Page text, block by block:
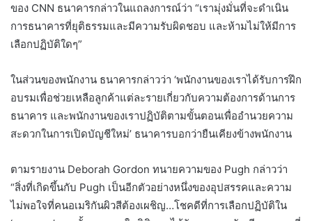
ของ CNN ธนาคารกล่าวในแถลงการณ์ว่า “เรามุ่งมั่นที่จะดำเนิน
การธนาคารที่ยุติธรรมและมีความรับผิดชอบ และห้ามไม่ให้มีการ
เลือกปฏิบัติใดๆ”
ในส่วนของพนักงาน ธนาคารกล่าวว่า ‘พนักงานของเราได้รับการฝึก
อบรมเพื่อช่วยเหลือลูกค้าแต่ละรายเกี่ยวกับความต้องการด้านการ
ธนาคาร และพนักงานของเราปฏิบัติตามขั้นตอนเพื่ออำนวยความ
สะดวกในการเปิดบัญชีใหม่’ ธนาคารบอกว่ายืนเคียงข้างพนักงาน
ตามรายงาน Deborah Gordon ทนายความของ Pugh กล่าวว่า
“สิ่งที่เกิดขึ้นกับ Pugh เป็นอีกตัวอย่างหนึ่งของอุปสรรคและความ
ไม่พอใจที่คนอเมริกันผิวสีต้องเผชิญ…โชคดีที่การเลือกปฏิบัติใน